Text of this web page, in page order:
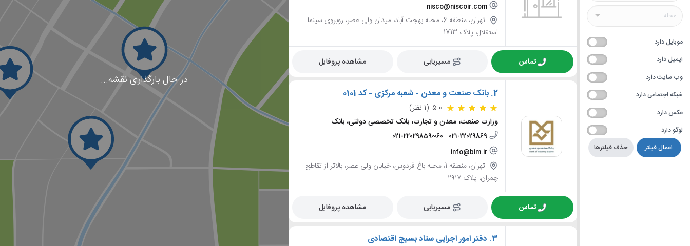
موبایل دارد
ایمیل دارد
وب سایت دارد
شبکه اجتماعی دارد
عکس دارد
لوگو دارد
حذف فیلترها
اعمال فیلتر
nisco@niscoir.com
تهران، منطقه 6، محله بهجت آباد، میدان ولی عصر، روبروی سینما
استقلال، پلاک 1713
تماس مسیریابی مشاهده پروفایل
2. بانک صنعت و معدن - شعبه مرکزی - کد 0101
5.0 (1 نظر)
وزارت صنعت، معدن و تجارت، بانک تخصصی دولتی، بانک
021-22029869
021-22029859~60
info@bim.ir
تهران، منطقه 1، محله باغ فردوس، خیابان ولی عصر، بالاتر از تقاطع
چمران، پلاک ٢٩١٧
تماس مسیریابی مشاهده پروفایل
3. دفتر امور اجرایی ستاد بسیج اقتصادی
در حال بارگذاری نقشه...